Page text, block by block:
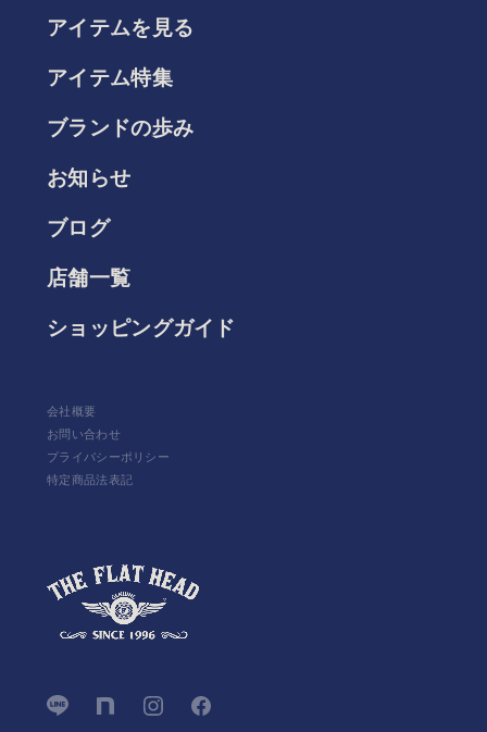
アイテムを見る
アイテム特集
ブランドの歩み
お知らせ
ブログ
店舗一覧
ショッピングガイド
会社概要
お問い合わせ
プライバシーポリシー
特定商品法表記